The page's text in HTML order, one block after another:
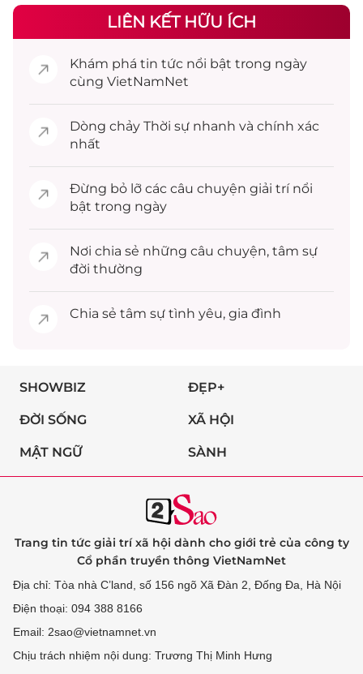
LIÊN KẾT HỮU ÍCH
Khám phá tin tức nổi bật trong ngày
cùng VietNamNet
Dòng chảy Thời sự nhanh và chính xác
nhất
Đừng bỏ lỡ các câu chuyện giải trínổi
bật trong ngày
Nơi chia sẻ những câu chuyện, tâm sự
đời thường
Chia sẻ tâm sự tình yêu, gia đình
SHOWBIZ ĐẸP+
ĐỜI SỐNG XÃ HỘI
MẬT NGỮ SÀNH
Trang tin tức giải trí xã hội dành cho giới trẻ của công ty
Cổ phần truyền thông VietNamNet
Địa chỉ: Tòa nhà C’land, số 156 ngõ Xã Đàn 2, Đống Đa, Hà Nội
Điện thoại: 094 388 8166
Email: 2sao@vietnamnet.vn
Chịu trách nhiệm nội dung: Trương Thị Minh Hưng